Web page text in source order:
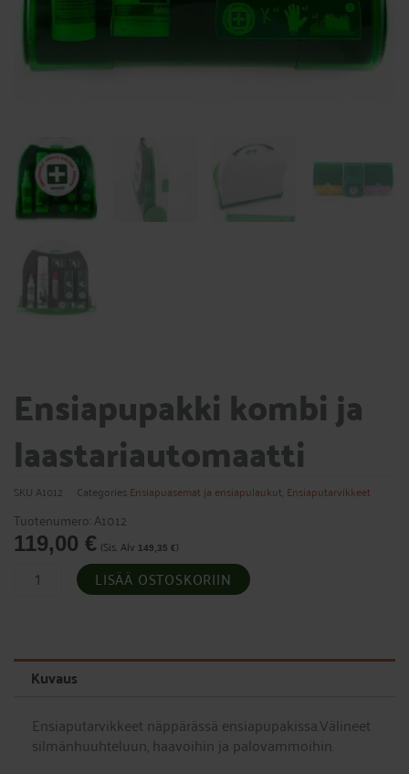
Ensiapupakki kombi ja
laastariautomaatti
SKUA1012 Categories Ensiapuasemat ja ensiapulaukut Ensiaputarvikkeet
Tuotenumero: A1012
119,00 € (Sis. Alv 149,35 €)
Ensiapupakki
kombi
määrä
LISÄÄ OSTOSKORIIN
Kuvaus
Ensiaputarvikkeet näppärässä ensiapupakissa.Välineet
silmänhuuhteluun, haavoihin ja palovammoihin.